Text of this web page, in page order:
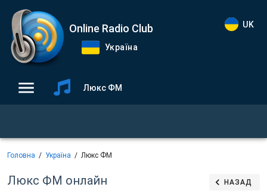
Online Radio Club
Україна
UK
Люкс ФМ
Головна Україна Люкс ФМ
Люкс ФМ онлайн НАЗАД